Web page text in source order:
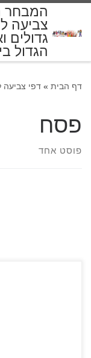
המבחר
צביעה
גדולים
הגדול
דף הבית » דפי
פסח
פוסט אחד